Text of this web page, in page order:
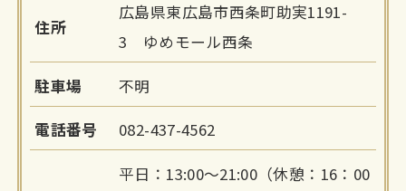
住所
広島県東広島市西条町助実1191-
3 ゆめモール西条
駐車場 不明
電話番号 082-437-4562
平日：13:00～21:00（休憩：16：00